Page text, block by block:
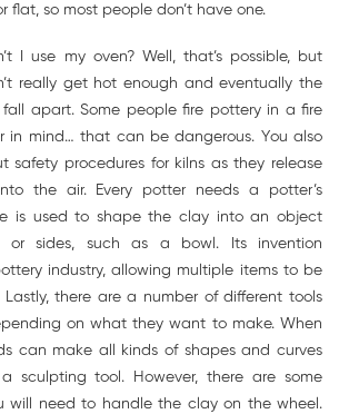
flat, so most people don’t have one.
I use my oven? Well, that’s possible, but
really get hot enough and eventually the
apart. Some people fire pottery in a fire
in mind… that can be dangerous. You also
safety procedures for kilns as they release
the air. Every potter needs a potter’s
is used to shape the clay into an object
or sides, such as a bowl. Its invention
industry, allowing multiple items to be
there are a number of different tools
on what they want to make. When
can make all kinds of shapes and curves
sculpting tool. However, there are some
will need to handle the clay on the wheel.